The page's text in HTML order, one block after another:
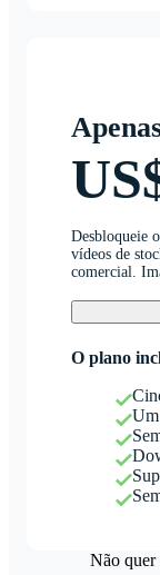
Desbloqueie
vídeos de
comercial.
O plano
Um
Não quer